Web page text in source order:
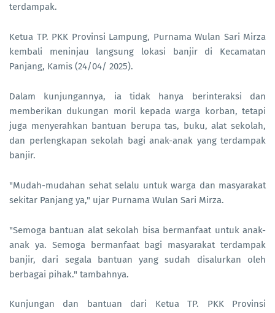
terdampak.
Ketua TP. PKK Provinsi Lampung, Purnama Wulan Sari Mirza
kembali meninjau langsung lokasi banjir di Kecamatan
Panjang, Kamis (24/04/ 2025).
Dalam kunjungannya, ia tidak hanya berinteraksi dan
memberikan dukungan moril kepada warga korban, tetapi
juga menyerahkan bantuan berupa tas, buku, alat sekolah,
dan perlengkapan sekolah bagi anak-anak yang terdampak
banjir.
"Mudah-mudahan sehat selalu untuk warga dan masyarakat
sekitar Panjang ya," ujar Purnama Wulan Sari Mirza.
"Semoga bantuan alat sekolah bisa bermanfaat untuk anak-
anak ya. Semoga bermanfaat bagi masyarakat terdampak
banjir, dari segala bantuan yang sudah disalurkan oleh
berbagai pihak." tambahnya.
Kunjungan dan bantuan dari Ketua TP. PKK Provinsi